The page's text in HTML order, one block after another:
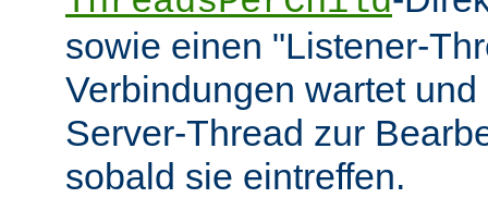
sowie einen "Listener-
Verbindungen wartet
Server-Thread zur
sobald sie eintreffen.